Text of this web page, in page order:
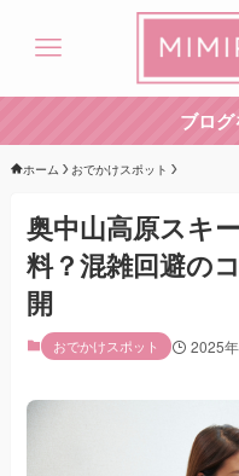
ブロ
ホーム おでかけスポット
奥中山高原スキ
料？混雑回避の
開
おでかけスポット 2025